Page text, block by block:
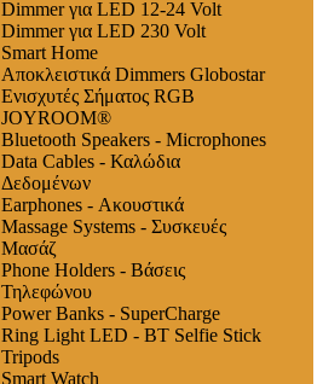
Dimmer για LED 12-24 Volt
Dimmer για LED 230 Volt
Smart Home
Αποκλειστικά Dimmers Globostar
Ενισχυτές Σήματος RGB
JOYROOM®
Bluetooth Speakers - Microphones
Data Cables - Καλώδια
Δεδομένων
Earphones - Ακουστικά
Massage Systems - Συσκευές
Μασάζ
Phone Holders - Βάσεις
Τηλεφώνου
Power Banks - SuperCharge
Ring Light LED - BT Selfie Stick
Tripods
Smart Watch